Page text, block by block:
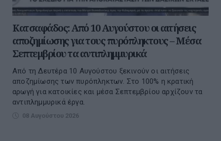
Κατσαφάδος: Από 10 Αυγούστου οι αιτήσεις
αποζημίωσης για τους πυρόπληκτους – Μέσα
Σεπτεμβρίου τα αντιπλημμυρικά
Από τη Δευτέρα 10 Αυγούστου ξεκινούν οι αιτήσεις
αποζημίωσης των πυρόπληκτων. Στο 100% η κρατική
αρωγή για κατοικίες και μέσα Σεπτεμβρίου αρχίζουν τα
αντιπλημμυρικά έργα.
08 Αυγούστου 2026